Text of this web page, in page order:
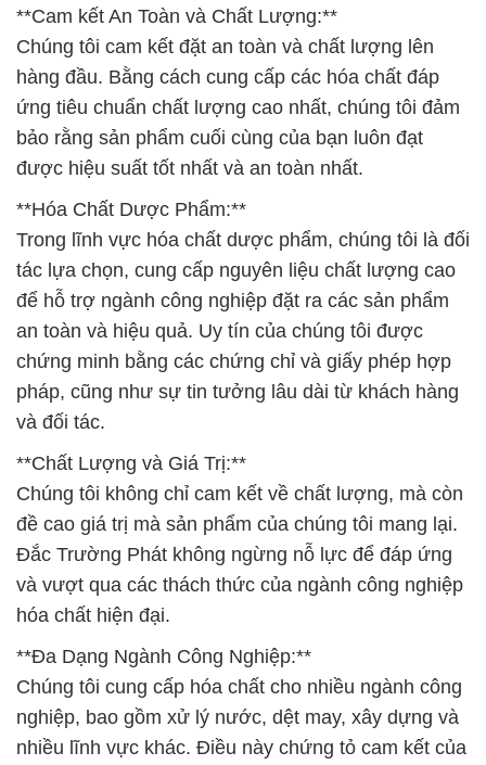
**Cam kết An Toàn và Chất Lượng:**
Chúng tôi cam kết đặt an toàn và chất lượng lên
hàng đầu. Bằng cách cung cấp các hóa chất đáp
ứng tiêu chuẩn chất lượng cao nhất, chúng tôi đảm
bảo rằng sản phẩm cuối cùng của bạn luôn đạt
được hiệu suất tốt nhất và an toàn nhất.
**Hóa Chất Dược Phẩm:**
Trong lĩnh vực hóa chất dược phẩm, chúng tôi là đối
tác lựa chọn, cung cấp nguyên liệu chất lượng cao
để hỗ trợ ngành công nghiệp đặt ra các sản phẩm
an toàn và hiệu quả. Uy tín của chúng tôi được
chứng minh bằng các chứng chỉ và giấy phép hợp
pháp, cũng như sự tin tưởng lâu dài từ khách hàng
và đối tác.
**Chất Lượng và Giá Trị:**
Chúng tôi không chỉ cam kết về chất lượng, mà còn
đề cao giá trị mà sản phẩm của chúng tôi mang lại.
Đắc Trường Phát không ngừng nỗ lực để đáp ứng
và vượt qua các thách thức của ngành công nghiệp
hóa chất hiện đại.
**Đa Dạng Ngành Công Nghiệp:**
Chúng tôi cung cấp hóa chất cho nhiều ngành công
nghiệp, bao gồm xử lý nước, dệt may, xây dựng và
nhiều lĩnh vực khác. Điều này chứng tỏ cam kết của